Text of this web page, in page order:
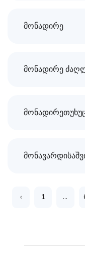
მონადირე
მონადირე
‹ 1 ...